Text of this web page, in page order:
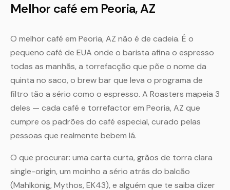
Melhor café em Peoria, AZ
O melhor café em Peoria, AZ não é de cadeia. É o
pequeno café de EUA onde o barista afina o espresso
todas as manhãs, a torrefacção que põe o nome da
quinta no saco, o brew bar que leva o programa de
filtro tão a sério como o espresso. A Roasters mapeia 3
deles — cada café e torrefactor em Peoria, AZ que
cumpre os padrões do café especial, curado pelas
pessoas que realmente bebem lá.
O que procurar: uma carta curta, grãos de torra clara
single-origin, um moinho a sério atrás do balcão
(Mahlkönig, Mythos, EK43), e alguém que te saiba dizer